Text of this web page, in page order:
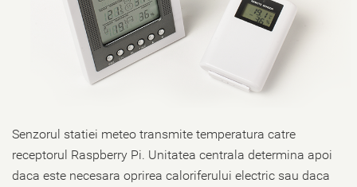
Senzorul statiei meteo transmite temperatura catre
receptorul Raspberry Pi. Unitatea centrala determina apoi
daca este necesara oprirea caloriferului electric sau daca